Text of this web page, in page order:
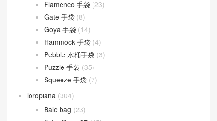
Flamenco 手袋 (23)
Gate 手袋 (8)
Goya 手袋 (14)
Hammock 手袋 (4)
Pebble 水桶手袋 (3)
Puzzle 手袋 (35)
Squeeze 手袋 (7)
loropiana (304)
Bale bag (23)